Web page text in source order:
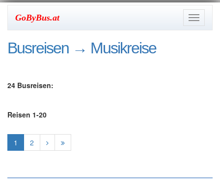
Toggle
GoByBus.at
Busreisen → Musikreise
24 Busreisen:
Reisen 1-20
1 2